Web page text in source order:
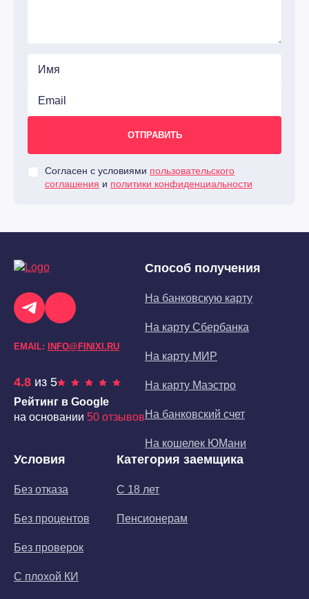
Согласен с условиями пользовательского
соглашения и политики конфиденциальности
EMAIL: INFO@FINIXI.RU
4.8 из 5
Рейтинг в Google
на основании 50 отзывов
Способ получения
На банковскую карту
На карту Сбербанка
На карту МИР
На карту Маэстро
На банковский счет
На кошелек ЮМани
Условия
Без отказа
Без процентов
Без проверок
С плохой КИ
Категория заемщика
С 18 лет
Пенсионерам